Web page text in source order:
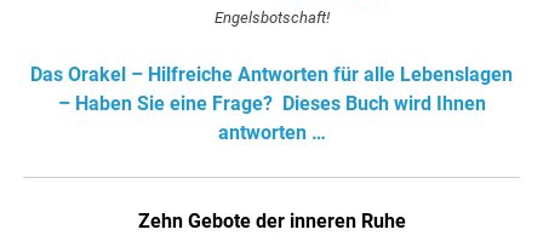
Engelsbotschaft!
Das Orakel – Hilfreiche Antworten für alle Lebenslagen
– Haben Sie eine Frage? Dieses Buch wird Ihnen
antworten …
Zehn Gebote der inneren Ruhe